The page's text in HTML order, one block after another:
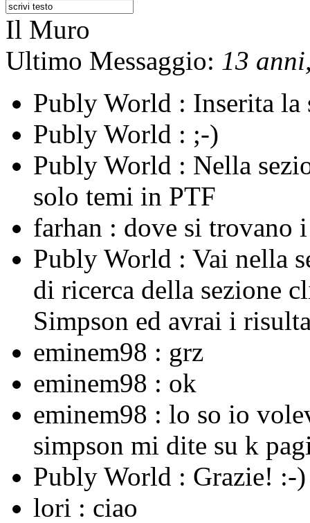
Il Muro
Ultimo Messaggio: 13
Publy World : Inserita
Publy World : ;-)
Publy World : Nella
solo temi in PTF
farhan : dove si trovano
Publy World : Vai nella
di ricerca della sezione
Simpson ed avrai i
eminem98 : grz
eminem98 : ok
eminem98 : lo so io
simpson mi dite su k
Publy World : Grazie! :-)
lori : ciao